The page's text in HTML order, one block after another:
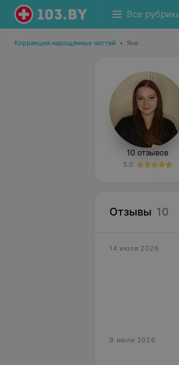
Все
Коррекция нарощенных ногтей • Яна
10 отзывов
5.0
Отзывы 10
14 июля 2026
9 июля 2026